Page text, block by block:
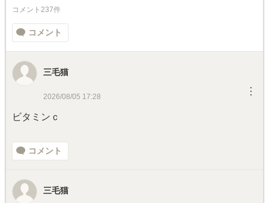
コメント237件
コメント
三毛猫
2026/08/05 17:28 ︙
ビタミンｃ
コメント
三毛猫